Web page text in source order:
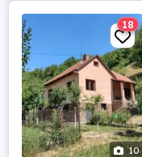
10
18